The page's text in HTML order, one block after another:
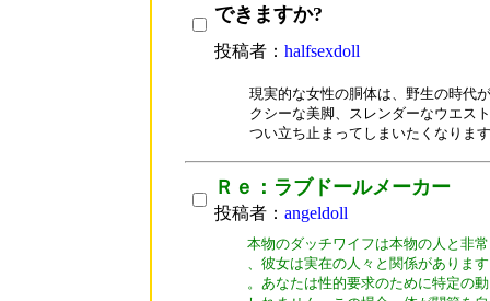
できますか?
投稿者： halfsexdoll
現実的な女性の胴体は、野生の時代
クシーな美脚、スレンダーなウエス
Ｒｅ：ラブドールメーカー
投稿者： angeldoll
本物のダッチワイフは本物の人と非
、彼女は実在の人々と関係がありま
。あなたは性的要求のために特定の